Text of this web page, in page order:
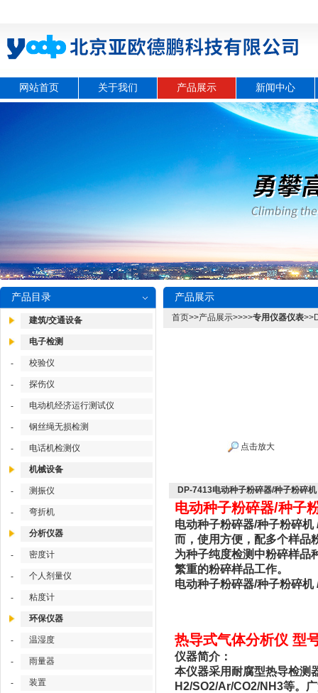
网站首页 关于我们 产品展示 新闻中心
产品目录
建筑/交通设备
电子检测
- 校验仪
- 探伤仪
- 电动机经济运行测试仪
- 钢丝绳无损检测
- 电话机检测仪
机械设备
- 测振仪
- 弯折机
分析仪器
- 密度计
- 个人剂量仪
- 粘度计
环保仪器
- 温湿度
- 雨量器
- 装置
产品展示
首页>>产品展示>>>>专用仪器仪表
点击放大
DP-7413电动种子粉碎器/种子粉碎
电动种子粉碎器/种子
电动种子粉碎器/种子粉碎
而，使用方便，配多个样品
为种子纯度检测中粉碎样品
繁重的粉碎样品工作。
电动种子粉碎器/种子粉碎
热导式气体分析仪 型
仪器简介：
本仪器采用耐腐型热导检测
H2/SO2/Ar/CO2/NH3等。